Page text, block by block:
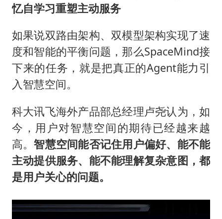
忆自学习重塑主动服务
如果说双路由架构、双模型架构实现了速
度和智能的平衡问题，那么SpaceMind接
下来的任务，就是把真正的Agent能力引
入智慧空间。
科大讯飞海外产品部总经理卢尧认为，如
今，用户对智慧空间的期待已经越来越
高。智慧空间能否记住用户偏好、能不能
主动提供服务、能不能理解复杂意图，都
是用户关心的问题。